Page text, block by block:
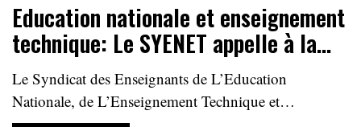
Education nationale et enseignement
technique: Le SYENET appelle à la…
Le Syndicat des Enseignants de L’Education
Nationale, de L’Enseignement Technique et…